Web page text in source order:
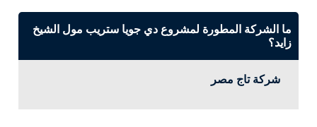
ما الشركة المطورة لمشروع دي جويا ستريب مول الشيخ
زايد؟
شركة تاج مصر